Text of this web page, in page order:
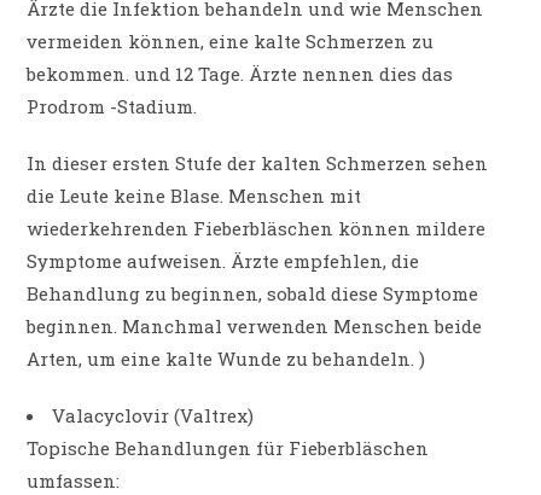
Ärzte die Infektion behandeln und wie Menschen
vermeiden können, eine kalte Schmerzen zu
bekommen. und 12 Tage. Ärzte nennen dies das
Prodrom -Stadium.
In dieser ersten Stufe der kalten Schmerzen sehen
die Leute keine Blase. Menschen mit
wiederkehrenden Fieberbläschen können mildere
Symptome aufweisen. Ärzte empfehlen, die
Behandlung zu beginnen, sobald diese Symptome
beginnen. Manchmal verwenden Menschen beide
Arten, um eine kalte Wunde zu behandeln. )
Valacyclovir (Valtrex)
Topische Behandlungen für Fieberbläschen
umfassen: